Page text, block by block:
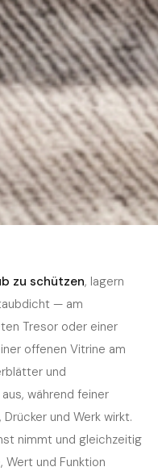
schützen
zu schützen, lagern
— am
Tresor oder einer
offenen Vitrine am
und
während feiner
und Werk wirkt.
nimmt und gleichzeitig
Wert und Funktion